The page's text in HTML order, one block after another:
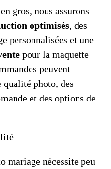
gros, nous assurons
optimisés, des
personnalisées et une
pour la maquette
peuvent
photo, des
et des options de
mariage nécessite peu